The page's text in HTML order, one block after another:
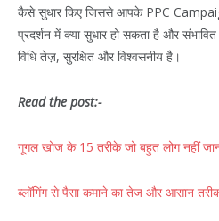
कैसे सुधार किए जिससे आपके PPC
प्रदर्शन में क्या सुधार हो सकता है और
विधि तेज़, सुरक्षित और विश्वसनीय है।
Read the post:-
गूगल खोज के 15 तरीके जो बहुत लोग नहीं
ब्लॉगिंग से पैसा कमाने का तेज और आसान